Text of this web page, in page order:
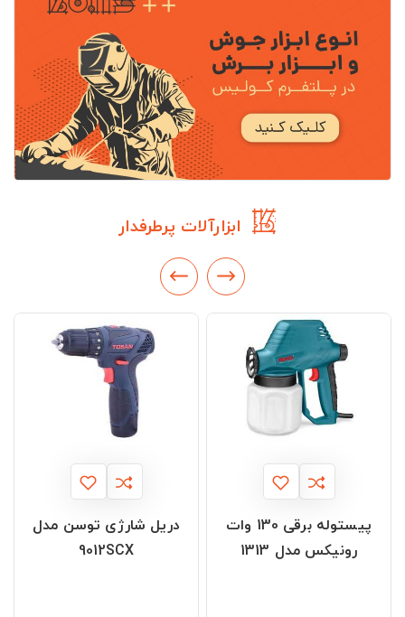
ابزارآلات پرطرفدار
دریل شارژی توسن مدل
9012SCX
پیستوله برقی 130 وات
رونیکس مدل 1313